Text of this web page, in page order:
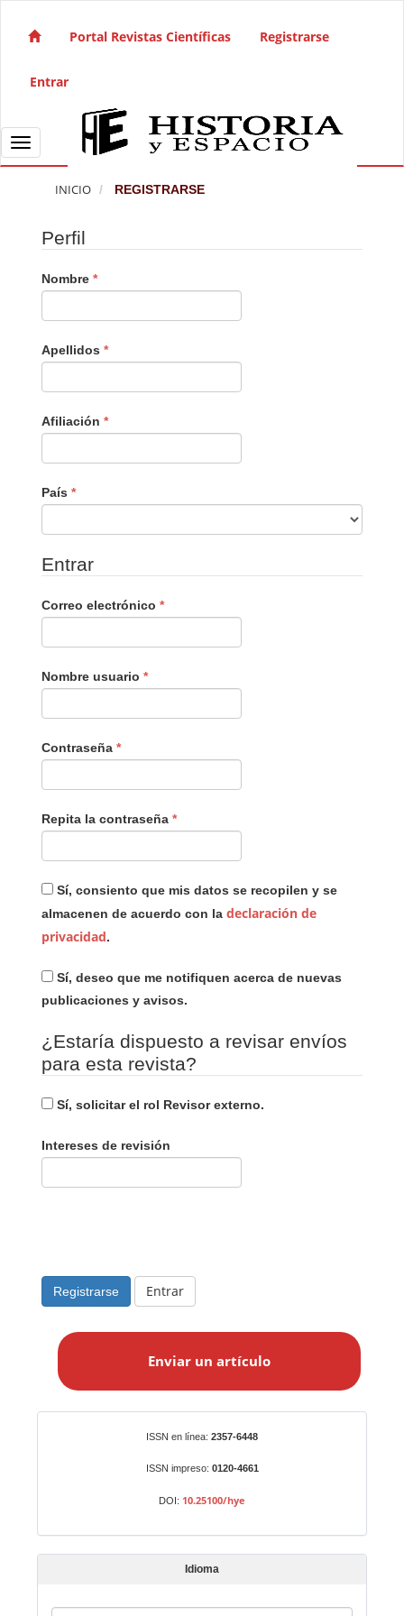
Navegación principal
Barra lateral
Portal Revistas Científicas Registrarse
Entrar
Toggle navigation
INICIO REGISTRARSE
Perfil
Nombre*Obligatorio
Apellidos*Obligatorio
Afiliación*Obligatorio
País*Obligatorio
Entrar
Correo electrónico*Obligatorio
Nombre usuario*Obligatorio
Contraseña*Obligatorio
Repita la contraseña*Obligatorio
Sí, consiento que mis datos se recopilen y se
almacenen de acuerdo con ladeclaración de
privacidad.
Sí, deseo que me notifiquen acerca de nuevas
publicaciones y avisos.
¿Estaría dispuesto a revisar envíos
para esta revista?
Sí, solicitar el rol Revisor externo.
Intereses de revisión
Registrarse Entrar
a
t
í
Enviar un artículo
ISSN en línea: 2357-6448
ISSN impreso: 0120-4661
DOI: 10.25100/hye
Idioma